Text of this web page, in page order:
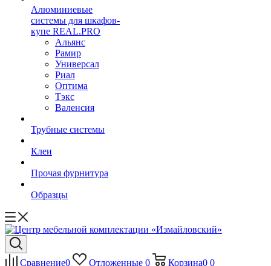
Алюминиевые
системы для шкафов-
купе REAL.PRO
Альянс
Рамир
Универсал
Риал
Оптима
Тэкс
Валенсия
Трубные системы
Клеи
Прочая фурнитура
Образцы
Сравнение0 Отложенные 0 Корзина0 0